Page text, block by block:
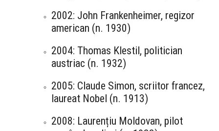
2002: John Frankenheimer, regizor
american (n. 1930)
2004: Thomas Klestil, politician
austriac (n. 1932)
2005: Claude Simon, scriitor francez,
laureat Nobel (n. 1913)
2008: Laurențiu Moldovan, pilot